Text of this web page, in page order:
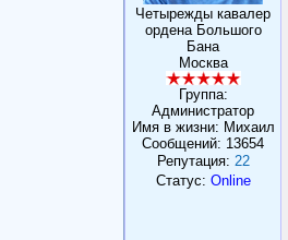
Четырежды кавалер
ордена Большого
Бана
Москва
Группа:
Администратор
Имя в жизни: Михаил
Сообщений: 13654
Репутация: 22
Статус: Online